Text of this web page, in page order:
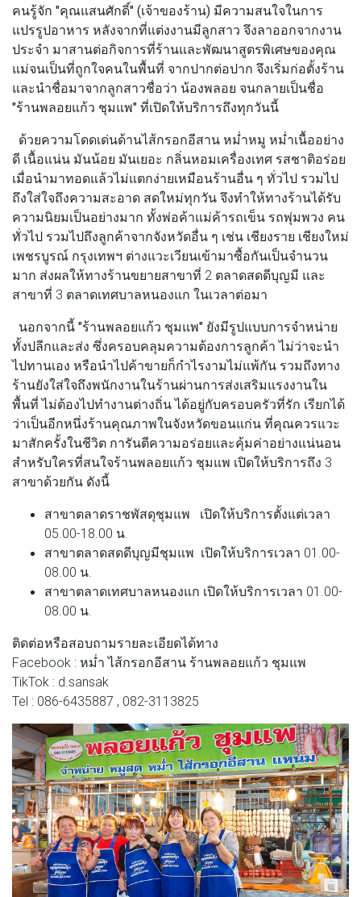
คนรู้จัก "คุณแสนศักดิ์" (เจ้าของร้าน) มีความสนใจในการ
แปรรูปอาหาร หลังจากที่แต่งงานมีลูกสาว จึงลาออกจากงาน
ประจำ มาสานต่อกิจการที่ร้านและพัฒนาสูตรพิเศษของคุณ
แม่จนเป็นที่ถูกใจคนในพื้นที่ จากปากต่อปาก จึงเริ่มก่อตั้งร้าน
และนำชื่อมาจากลูกสาวชื่อว่า น้องพลอย จนกลายเป็นชื่อ
"ร้านพลอยแก้ว ชุมแพ" ที่เปิดให้บริการถึงทุกวันนี้
ด้วยความโดดเด่นด้านไส้กรอกอีสาน หม่ำหมู หม่ำเนื้ออย่าง
ดี เนื้อแน่น มันน้อย มันเยอะ กลิ่นหอมเครื่องเทศ รสชาติอร่อย
เมื่อนำมาทอดแล้วไม่แตกง่ายเหมือนร้านอื่น ๆ ทั่วไป รวมไป
ถึงใส่ใจถึงความสะอาด สดใหม่ทุกวัน จึงทำให้ทางร้านได้รับ
ความนิยมเป็นอย่างมาก ทั้งพ่อค้าแม่ค้ารถเข็น รถพุ่มพวง คน
ทั่วไป รวมไปถึงลูกค้าจากจังหวัดอื่น ๆ เช่น เชียงราย เชียงใหม่
เพชรบูรณ์ กรุงเทพฯ ต่างแวะเวียนเข้ามาซื้อกันเป็นจำนวน
มาก ส่งผลให้ทางร้านขยายสาขาที่ 2 ตลาดสดดีบุญมี และ
สาขาที่ 3 ตลาดเทศบาลหนองแก ในเวลาต่อมา
นอกจากนี้ "ร้านพลอยแก้ว ชุมแพ" ยังมีรูปแบบการจำหน่าย
ทั้งปลีกและส่ง ซึ่งครอบคลุมความต้องการลูกค้า ไม่ว่าจะนำ
ไปทานเอง หรือนำไปค้าขายก็กำไรงามไม่แพ้กัน รวมถึงทาง
ร้านยังใส่ใจถึงพนักงานในร้านผ่านการส่งเสริมแรงงานใน
พื้นที่ ไม่ต้องไปทำงานต่างถิ่น ได้อยู่กับครอบครัวที่รัก เรียกได้
ว่าเป็นอีกหนึ่งร้านคุณภาพในจังหวัดขอนแก่น ที่คุณควรแวะ
มาสักครั้งในชีวิต การันตีความอร่อยและคุ้มค่าอย่างแน่นอน
สำหรับใครที่สนใจร้านพลอยแก้ว ชุมแพ เปิดให้บริการถึง 3
สาขาด้วยกัน ดังนี้
สาขาตลาดราชพัสดุชุมแพ
เปิดให้บริการตั้งแต่เวลา
05.00-18.00 น.
สาขาตลาดสดดีบุญมีชุมแพ เปิดให้บริการเวลา 01.00-
08.00 น.
สาขาตลาดเทศบาลหนองแก เปิดให้บริการเวลา 01.00-
08.00 น.
ติดต่อหรือสอบถามรายละเอียดได้ทาง
Facebook : หม่ำ ไส้กรอกอีสาน ร้านพลอยแก้ว ชุมแพ
TikTok : d.sansak
Tel : 086-6435887 , 082-3113825